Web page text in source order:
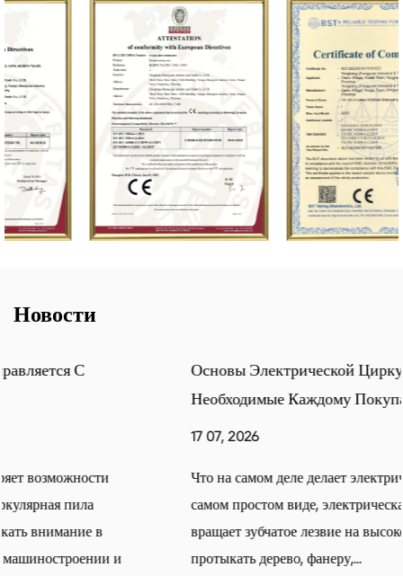
Новости
Основы Электрической Циркулярной Пилы,
Необходимые Каждому Покупателю
Что на самом деле делает электрическая циркулярная пила В
самом простом виде, электрическая циркулярная пила
вращает зубчатое лезвие на высокой скорости, позволяя ему
протыкать дерево, фанеру,...